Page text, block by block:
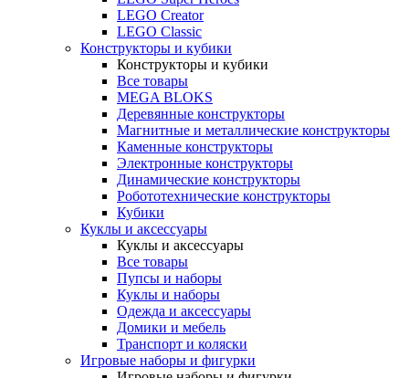
LEGO Creator
LEGO Classic
Конструкторы и кубики
Конструкторы и кубики
Все товары
MEGA BLOKS
Деревянные конструкторы
Магнитные и металлические конструкторы
Каменные конструкторы
Электронные конструкторы
Динамические конструкторы
Робототехнические конструкторы
Кубики
Куклы и аксессуары
Куклы и аксессуары
Все товары
Пупсы и наборы
Куклы и наборы
Одежда и аксессуары
Домики и мебель
Транспорт и коляски
Игровые наборы и фигурки